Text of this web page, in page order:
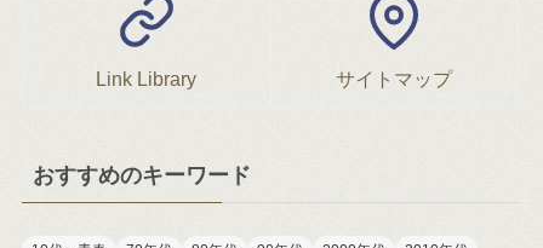
Link Library サイトマップ
おすすめのキーワード